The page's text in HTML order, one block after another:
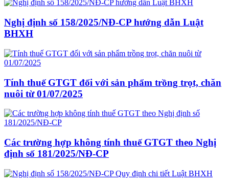
Nghị định số 158/2025/NĐ-CP hướng dẫn Luật
BHXH
Tính thuế GTGT đối với sản phẩm trồng trọt, chăn
nuôi từ 01/07/2025
Các trường hợp không tính thuế GTGT theo Nghị
định số 181/2025/NĐ-CP